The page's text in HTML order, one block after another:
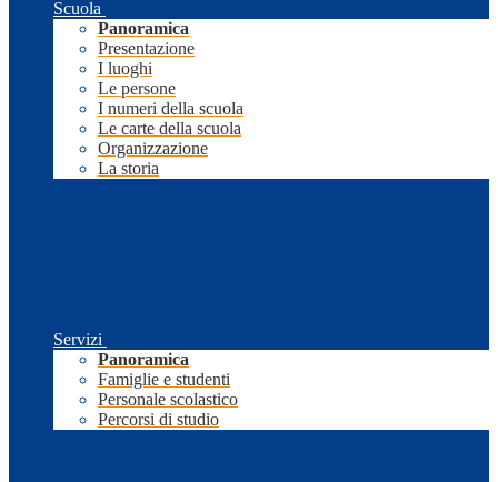
Scuola
Panoramica
Presentazione
I luoghi
Le persone
I numeri della scuola
Le carte della scuola
Organizzazione
La storia
Servizi
Panoramica
Famiglie e studenti
Personale scolastico
Percorsi di studio